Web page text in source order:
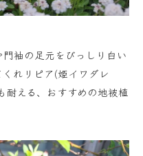
袖の足元をびっしり白い
れリピア(姫イワダレ
える、おすすめの地被植